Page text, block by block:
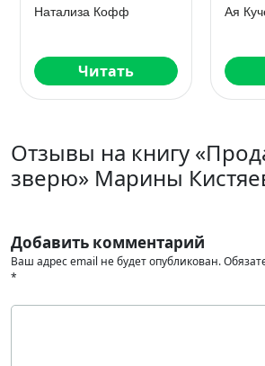
Ольга Дашкова
Читать
Ольга
Отзывы на книгу
зверю» Марины
Добавить комментарий
Ваш адрес email не будет опубликован.
*